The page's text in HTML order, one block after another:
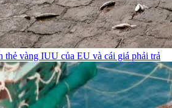
thẻ vàng IUU của EU và cái giá phải trả